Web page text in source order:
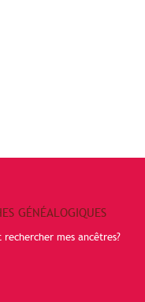
GÉNÉALOGIQUES
rechercher mes ancêtres?